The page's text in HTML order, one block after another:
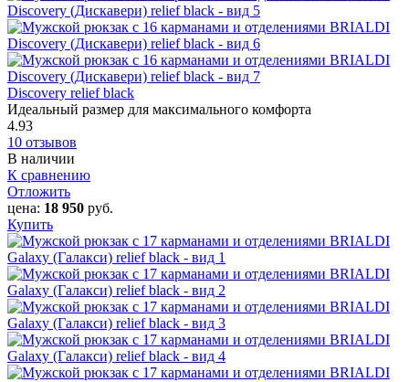
Discovery relief black
Идеальный размер для максимального комфорта
4.93
10 отзывов
В наличии
К сравнению
Отложить
цена: 18 950 руб.
Купить